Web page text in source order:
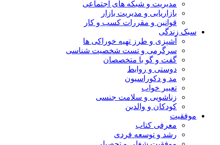
مدیریت و شبکه های اجتماعی
بازاریابی و مدیریت بازار
قوانین و مقررات کسب و کار
سبک زندگی
آشپزی و طرز تهیه خوراکی ها
سرگرمی و تست شخصیت شناسی
گفت و گو با متخصصان
دوستی و روابط
مد و دکوراسیون
تعبیر خواب
زناشویی و سلامت جنسی
کودکان و والدین
موفقیت
معرفی کتاب
رشد و توسعه فردی